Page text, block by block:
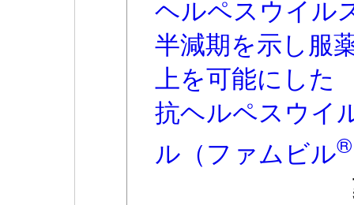
ヘルペスウイル
半減期を示し服
上を可能にした
抗ヘルペスウイ
ル（ファムビル®